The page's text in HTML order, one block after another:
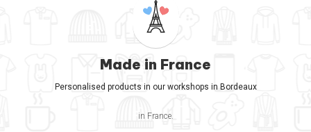
Made in France
Personalised products in our workshops in Bordeaux
in France.